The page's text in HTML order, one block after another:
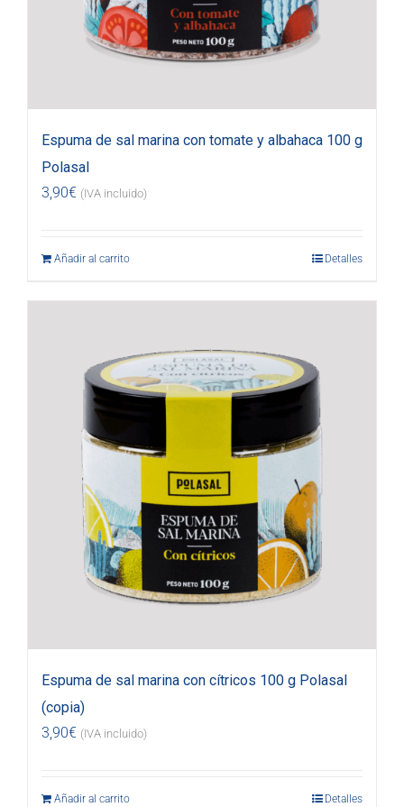
Espuma de sal marina con tomate y albahaca 100 g
Polasal
3,90€ (IVA incluido)
Añadir al carrito Detalles
Espuma de sal marina con cítricos 100 g Polasal
(copia)
3,90€ (IVA incluido)
Añadir al carrito Detalles